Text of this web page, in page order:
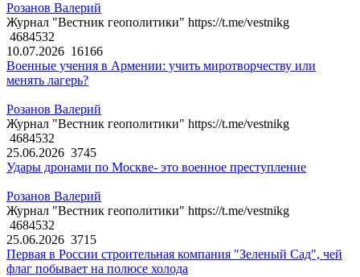
Розанов Валерий
Журнал "Вестник геополитики" https://t.me/vestnikg
4684532
10.07.2026 16166
Военные учения в Армении: учить миротворчеству или
менять лагерь?
Розанов Валерий
Журнал "Вестник геополитики" https://t.me/vestnikg
4684532
25.06.2026 3745
Удары дронами по Москве- это военное преступление
Розанов Валерий
Журнал "Вестник геополитики" https://t.me/vestnikg
4684532
25.06.2026 3715
Первая в России строительная компания "Зеленый Сад", чей
флаг побывает на полюсе холода